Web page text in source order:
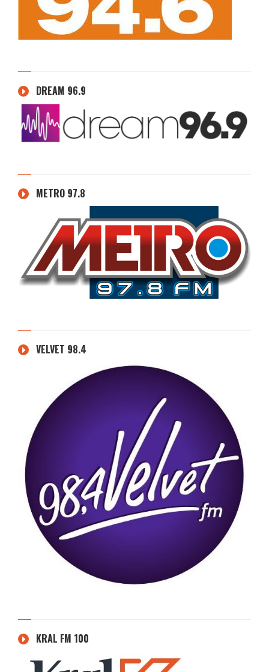
DREAM 96.9
METRO 97.8
VELVET 98.4
KRAL FM 100